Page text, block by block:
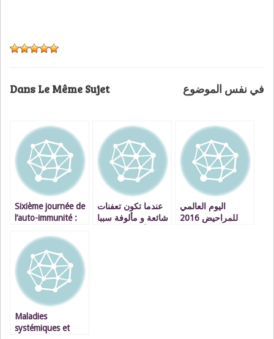
Dans Le Même Sujet في نفس الموضوع
Sixième journée de
l’auto-immunité :
infection banale se
transforme en une
pathologie
chronique
عندما تكون تعفنات
شائعة و مألوفة سببا
اليوم العالمي
للمراحيض 2016
Maladies
systémiques et